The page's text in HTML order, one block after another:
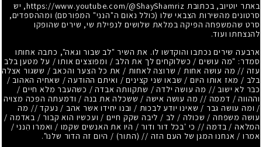
באתר יוטיוב, בכתובת https://www.youtube.com/@ShayShamriz, יש
סרטונים מהשירות הצבאי שלו (כולל נאום ה"הנני" המפורסם) ומההספדים,
סרט שהמשפחה הפיקה במלאת שלושים לנפילת שי, שירים שהופקו
להנצחתו ועוד.
ארבעה שירים נכתבו והוקדשו לו. את השיר "לב שבור וגאה", כתבה אחותו
סמדר: "מה עושים / כשלוקחים לך את הלב / ומפוצצים אותו / על מטען בלב
עזה // מה עושה אחות / שרוצה לאחות / את כל הצער והכאב / ששגור אצלה
בלב / מאז אותו היום / שבאו שני קצינים / ואיתם ההודעה / שאחיה האהוב /
כבר לא ישוב // מה עושה ילדה / שתקוותה אבדה / כשהעבר מלא חיים /
וההווה / דממה // מה עושה אישה / ששכלה את בנה / ודמעתה הפכה מצויה
/ ומה עושה גבר / שאינו יודע לבכות / ובנו יחידו אשר אהב / נעקד // מה
עושה משפחה / שכולה / לב / ליבה שקק חיים / ועכשיו הוא קבור / באדמה /
המלאה / בדמה // כי 'בכל דור ודור / היו את האנשים שקמו / ואמרו הִנני /
אמרו / אנחנו המגן של העם הזה // (התור) / היום זה הדור שלנו".